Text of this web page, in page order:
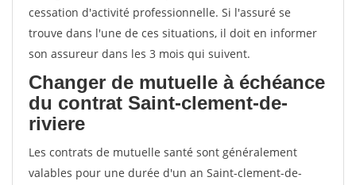
cessation d'activité professionnelle. Si l'assuré se
trouve dans l'une de ces situations, il doit en informer
son assureur dans les 3 mois qui suivent.
Changer de mutuelle à échéance
du contrat Saint-clement-de-
riviere
Les contrats de mutuelle santé sont généralement
valables pour une durée d'un an Saint-clement-de-